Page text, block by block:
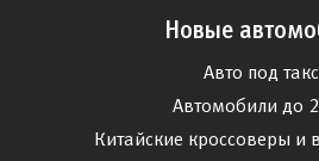
Новые
Авто под
Автомобили до
Китайские кроссоверы и